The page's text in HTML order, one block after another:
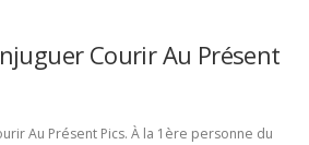
Courir Au Présent
Au Présent Pics. À la 1ère personne du